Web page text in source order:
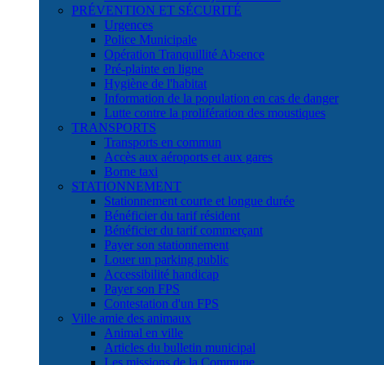
PRÉVENTION ET SÉCURITÉ
Urgences
Police Municipale
Opération Tranquillité Absence
Pré-plainte en ligne
Hygiène de l'habitat
Information de la population en cas de danger
Lutte contre la prolifération des moustiques
TRANSPORTS
Transports en commun
Accès aux aéroports et aux gares
Borne taxi
STATIONNEMENT
Stationnement courte et longue durée
Bénéficier du tarif résident
Bénéficier du tarif commerçant
Payer son stationnement
Louer un parking public
Accessibilité handicap
Payer son FPS
Contestation d'un FPS
Ville amie des animaux
Animal en ville
Articles du bulletin municipal
Les missions de la Commune